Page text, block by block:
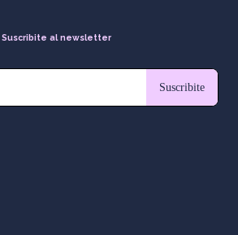
Suscribite al newsletter